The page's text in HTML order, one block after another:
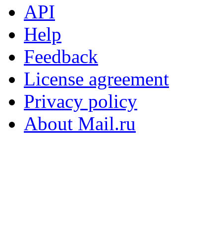
API
Help
Feedback
License agreement
Privacy policy
About Mail.ru